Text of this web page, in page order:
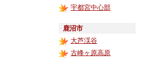
宇都宮中心部
鹿沼市
大芦渓谷
古峰ヶ原高原